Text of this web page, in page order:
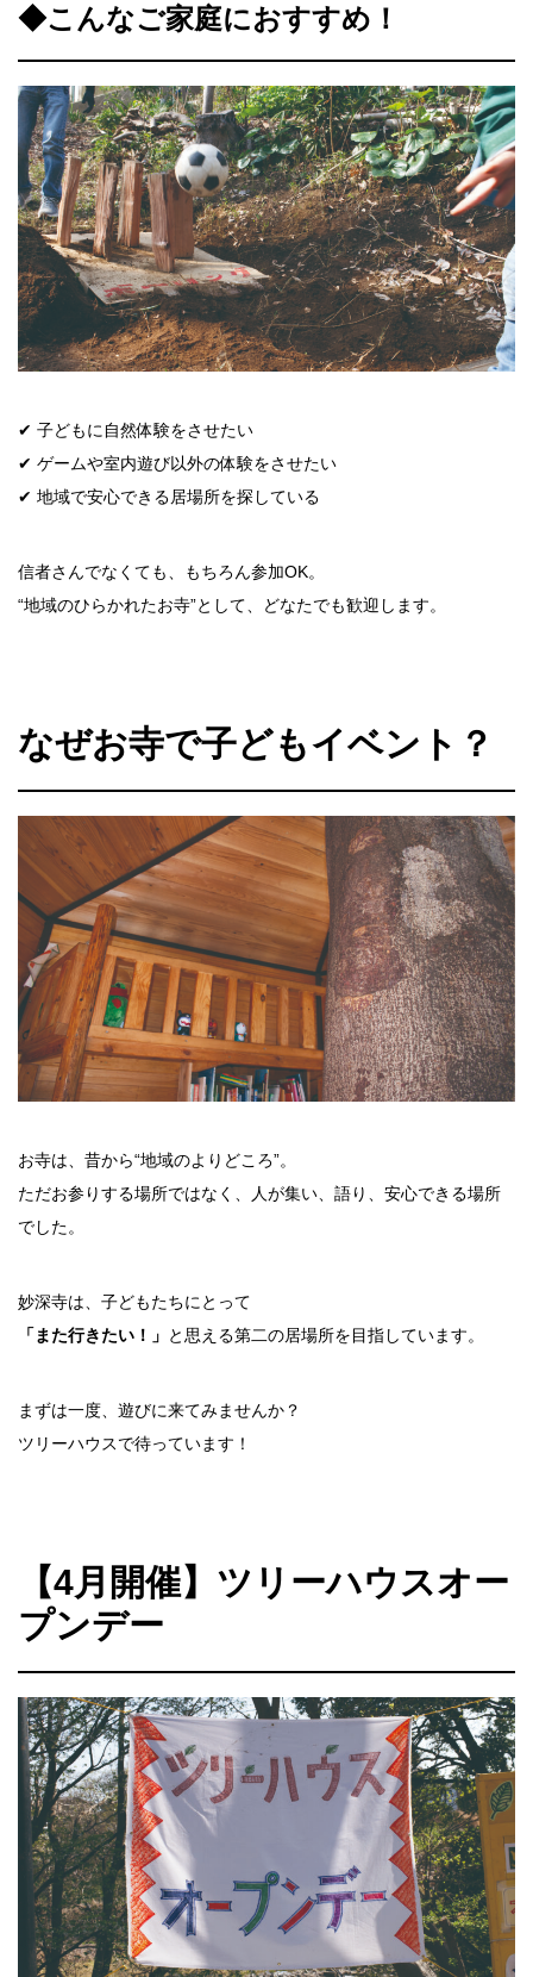
◆こんなご家庭におすすめ！
✔ 子どもに自然体験をさせたい
✔ ゲームや室内遊び以外の体験をさせたい
✔ 地域で安心できる居場所を探している
信者さんでなくても、もちろん参加OK。
“地域のひらかれたお寺”として、どなたでも歓迎します。
なぜお寺で子どもイベント？
お寺は、昔から“地域のよりどころ”。
ただお参りする場所ではなく、人が集い、語り、安心できる場所
でした。
妙深寺は、子どもたちにとって
「また行きたい！」 と思える第二の居場所を目指しています。
まずは一度、遊びに来てみませんか？
ツリーハウスで待っています！
【4月開催】ツリーハウスオー
プンデー